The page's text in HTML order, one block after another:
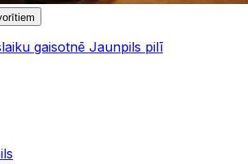
gaisotnē Jaunpils pilī